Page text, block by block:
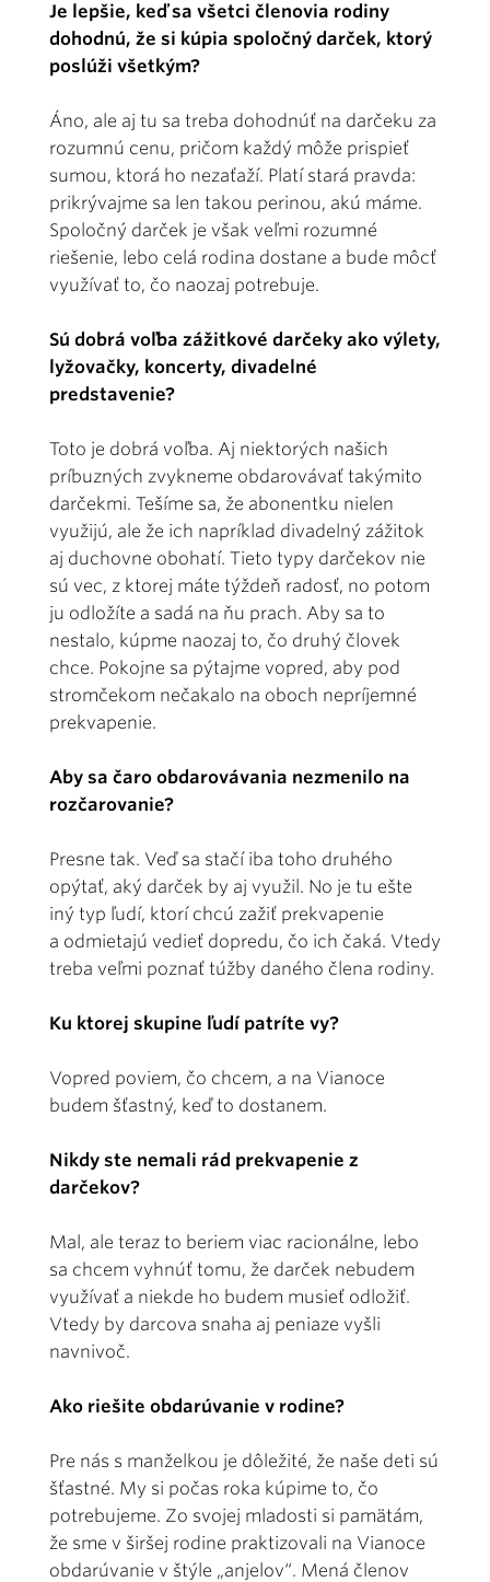
Je lepšie, keď sa všetci členovia rodiny
dohodnú, že si kúpia spoločný darček, ktorý
poslúži všetkým?
Áno, ale aj tu sa treba dohodnúť na darčeku za
rozumnú cenu, pričom každý môže prispieť
sumou, ktorá ho nezaťaží. Platí stará pravda:
prikrývajme sa len takou perinou, akú máme.
Spoločný darček je však veľmi rozumné
riešenie, lebo celá rodina dostane a bude môcť
využívať to, čo naozaj potrebuje.
Sú dobrá voľba zážitkové darčeky ako výlety,
lyžovačky, koncerty, divadelné
predstavenie?
Toto je dobrá voľba. Aj niektorých našich
príbuzných zvykneme obdarovávať takýmito
darčekmi. Tešíme sa, že abonentku nielen
využijú, ale že ich napríklad divadelný zážitok
aj duchovne obohatí. Tieto typy darčekov nie
sú vec, z ktorej máte týždeň radosť, no potom
ju odložíte a sadá na ňu prach. Aby sa to
nestalo, kúpme naozaj to, čo druhý človek
chce. Pokojne sa pýtajme vopred, aby pod
stromčekom nečakalo na oboch nepríjemné
prekvapenie.
Aby sa čaro obdarovávania nezmenilo na
rozčarovanie?
Presne tak. Veď sa stačí iba toho druhého
opýtať, aký darček by aj využil. No je tu ešte
iný typ ľudí, ktorí chcú zažiť prekvapenie
a odmietajú vedieť dopredu, čo ich čaká. Vtedy
treba veľmi poznať túžby daného člena rodiny.
Ku ktorej skupine ľudí patríte vy?
Vopred poviem, čo chcem, a na Vianoce
budem šťastný, keď to dostanem.
Nikdy ste nemali rád prekvapenie z
darčekov?
Mal, ale teraz to beriem viac racionálne, lebo
sa chcem vyhnúť tomu, že darček nebudem
využívať a niekde ho budem musieť odložiť.
Vtedy by darcova snaha aj peniaze vyšli
navnivoč.
Ako riešite obdarúvanie v rodine?
Pre nás s manželkou je dôležité, že naše deti sú
šťastné. My si počas roka kúpime to, čo
potrebujeme. Zo svojej mladosti si pamätám,
že sme v širšej rodine praktizovali na Vianoce
obdarúvanie v štýle „anjelov“. Mená členov